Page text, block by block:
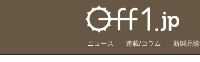
ニュース 連載/コラム 新製品